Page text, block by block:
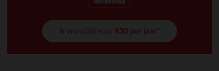
Ik word lid voor €30 per jaar*